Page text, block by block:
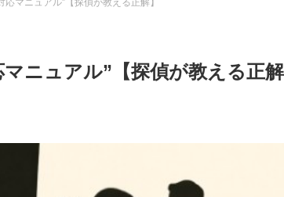
応マニュアル”【探偵が教える正解】
ニュアル”【探偵が教える正解